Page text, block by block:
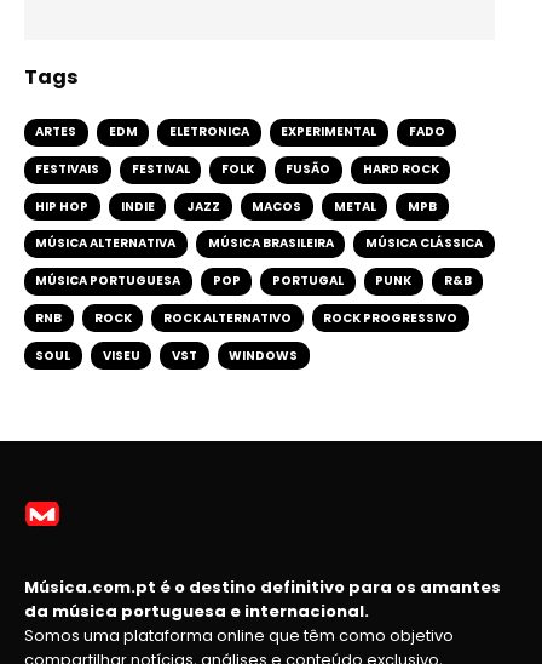
Tags
ARTES EDM ELETRONICA EXPERIMENTAL FADO
FESTIVAIS FESTIVAL FOLK FUSÃO HARD ROCK
HIP HOP INDIE JAZZ MACOS METAL MPB
MÚSICA ALTERNATIVA MÚSICA BRASILEIRA MÚSICA CLÁSSICA
MÚSICA PORTUGUESA POP PORTUGAL PUNK R&B
RNB ROCK ROCK ALTERNATIVO ROCK PROGRESSIVO
SOUL VISEU VST WINDOWS
Música.com.pt é o destino definitivo para os amantes
da música portuguesa e internacional.
Somos uma plataforma online que têm como objetivo